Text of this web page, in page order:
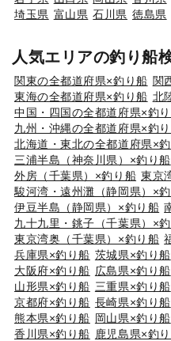
埼玉県 富山県 石川県 徳島県
人気エリアの釣り船
関東の全都道府県×釣り船 関
東海の全都道府県×釣り船 北
中国・四国の全都道府県×釣
九州・沖縄の全都道府県×釣
北海道・東北の全都道府県×
三浦半島（神奈川県）×釣り船
外房（千葉県）×釣り船 東京
駿河湾・遠州灘（静岡県）×
伊豆半島（静岡県）×釣り船
九十九里・銚子（千葉県）×
東京湾奥（千葉県）×釣り船
兵庫県×釣り船 茨城県×釣り船
大阪府×釣り船 広島県×釣り船
山形県×釣り船 三重県×釣り船
京都府×釣り船 長崎県×釣り船
熊本県×釣り船 岡山県×釣り船
香川県×釣り船 鹿児島県×釣